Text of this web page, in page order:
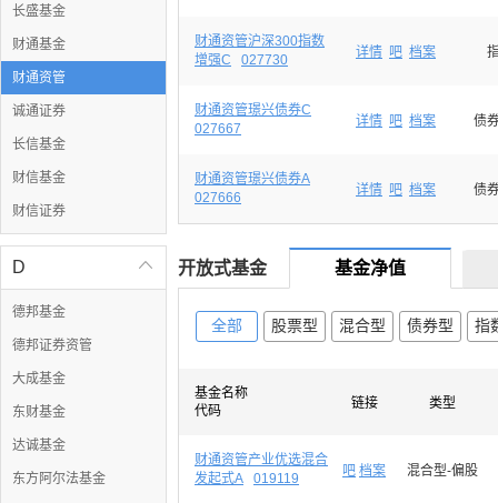
长盛基金
财通基金
财通资管
诚通证券
长信基金
财信基金
财信证券

D
德邦基金
德邦证券资管
大成基金
东财基金
达诚基金
东方阿尔法基金
财通资管沪深300指数
增强C
027730 详情 吧 档案
财通资管璟兴债券C
027667
详情 吧 档案 债
财通资管璟兴债券A
027666
详情 吧 档案 债
开放式基金 基金净值
全部 股票型 混合型 债券型 指
基金名称
代码
链接 类型
财通资管产业优选混合
发起式A
019119 吧 档案 混合型-偏股